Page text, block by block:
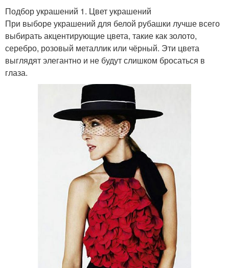
Подбор украшений 1. Цвет украшений
При выборе украшений для белой рубашки лучше всего
выбирать акцентирующие цвета, такие как золото,
серебро, розовый металлик или чёрный. Эти цвета
выглядят элегантно и не будут слишком бросаться в
глаза.